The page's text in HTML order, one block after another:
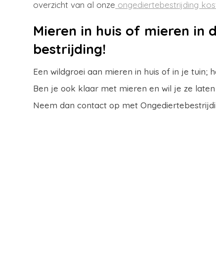
overzicht van al onze ongediertebestrijding
Mieren in huis of mieren in
bestrijding!
Een wildgroei aan mieren in huis of in je tuin;
Ben je ook klaar met mieren en wil je ze
Neem dan contact op met